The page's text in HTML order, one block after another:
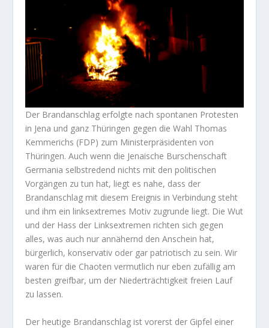
Der Brandanschlag erfolgte nach spontanen Protesten
in Jena und ganz Thüringen gegen die Wahl Thomas
Kemmerichs (FDP) zum Ministerpräsidenten von
Thüringen. Auch wenn die Jenaische Burschenschaft
Germania selbstredend nichts mit den politischen
Vorgängen zu tun hat, liegt es nahe, dass der
Brandanschlag mit diesem Ereignis in Verbindung steht
und ihm ein linksextremes Motiv zugrunde liegt. Die Wut
und der Hass der Linksextremen richten sich gegen
alles, was auch nur annähernd den Anschein hat,
bürgerlich, konservativ oder gar patriotisch zu sein. Wir
waren für die Chaoten vermutlich nur eben zufällig am
besten greifbar, um der Niederträchtigkeit freien Lauf
zu lassen.
Der heutige Brandanschlag ist vorerst der Gipfel einer